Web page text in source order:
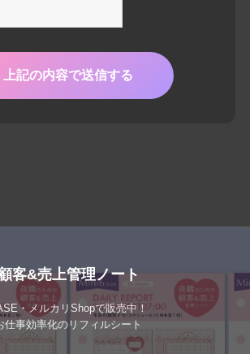
客&売上管理ノート
・メルカリShopで販売中！
仕事効率化のリフィルシート